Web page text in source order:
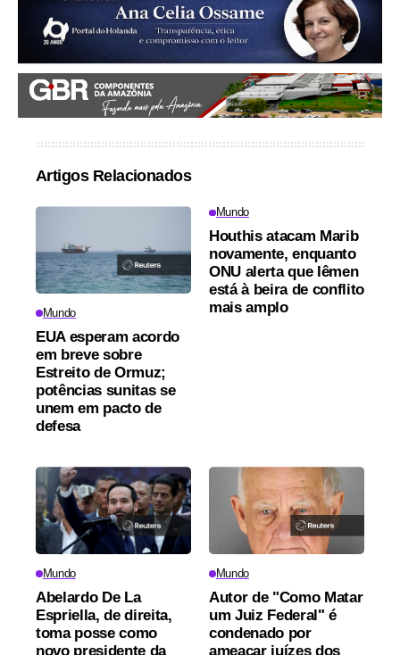
Artigos Relacionados
Mundo
EUA esperam acordo
em breve sobre
Estreito de Ormuz;
potências sunitas se
unem em pacto de
defesa
Mundo
Houthis atacam Marib
novamente, enquanto
ONU alerta que Iêmen
está à beira de conflito
mais amplo
Mundo
Abelardo De La
Espriella, de direita,
toma posse como
novo presidente da
Mundo
Autor de "Como Matar
um Juiz Federal" é
condenado por
ameaçar juízes dos